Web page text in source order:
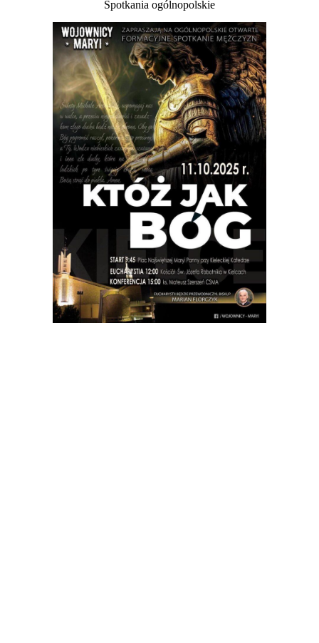
Spotkania ogólnopolskie